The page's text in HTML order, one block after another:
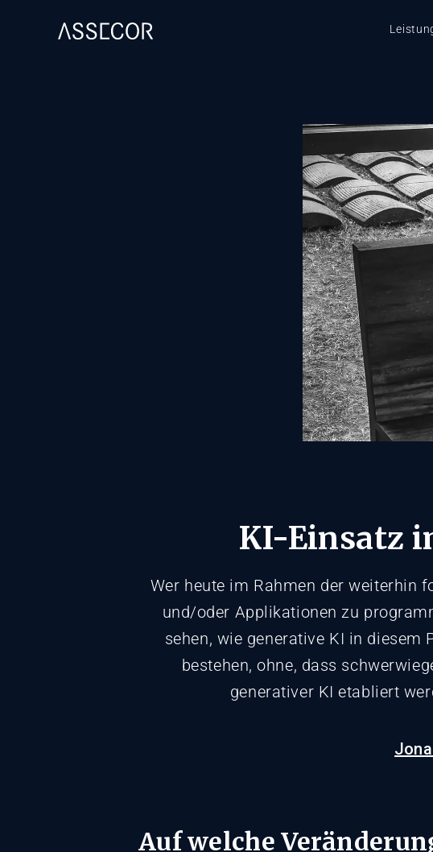
KI-Einsatz
Wer heute im Rahmen der weiterhin
und/oder Applikationen zu
sehen, wie generative KI in
bestehen, ohne, dass
generativer KI etabliert
Auf welche